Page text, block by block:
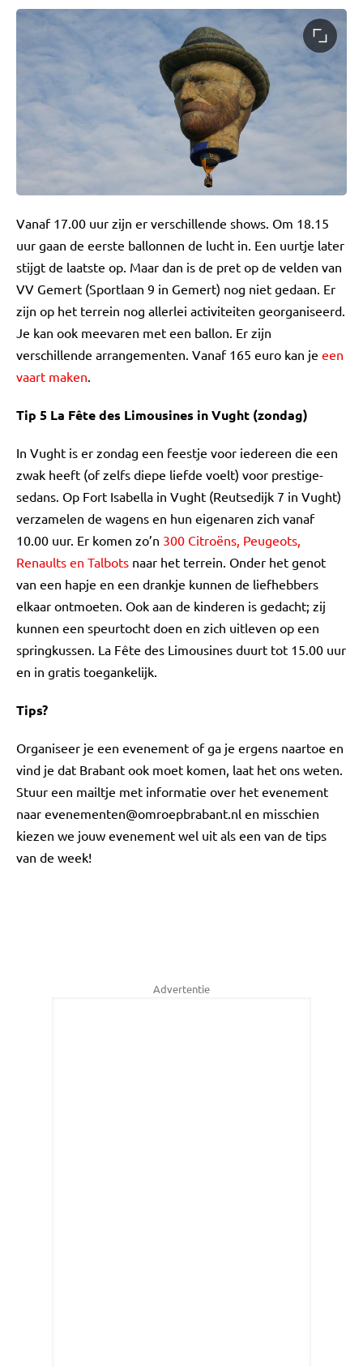
Vanaf 17.00 uur zijn er verschillende shows. Om 18.15
uur gaan de eerste ballonnen de lucht in. Een uurtje later
stijgt de laatste op. Maar dan is de pret op de velden van
VV Gemert (Sportlaan 9 in Gemert) nog niet gedaan. Er
zijn op het terrein nog allerlei activiteiten georganiseerd.
Je kan ook meevaren met een ballon. Er zijn
verschillende arrangementen. Vanaf 165 euro kan je een
vaart maken
Tip 5 La Fête des Limousines in Vught (zondag)
In Vught is er zondag een feestje voor iedereen die een
zwak heeft (of zelfs diepe liefde voelt) voor prestige-
sedans. Op Fort Isabella in Vught (Reutsedijk 7 in Vught)
verzamelen de wagens en hun eigenaren zich vanaf
10.00 uur. Er komen zo’n 300 Citroëns, Peugeots,
Renaults en Talbots naar het terrein. Onder het genot
van een hapje en een drankje kunnen de liefhebbers
elkaar ontmoeten. Ook aan de kinderen is gedacht; zij
kunnen een speurtocht doen en zich uitleven op een
springkussen. La Fête des Limousines duurt tot 15.00 uur
en in gratis toegankelijk.
Tips?
Organiseer je een evenement of ga je ergens naartoe en
vind je dat Brabant ook moet komen, laat het ons weten.
Stuur een mailtje met informatie over het evenement
naar evenementen@omroepbrabant.nl en misschien
kiezen we jouw evenement wel uit als een van de tips
van de week!
Advertentie